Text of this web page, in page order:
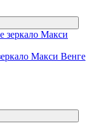
Макси Венге